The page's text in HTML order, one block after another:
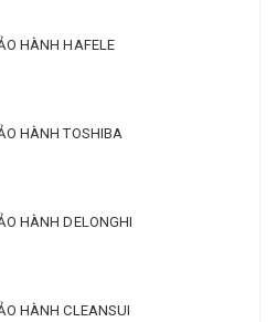
HÀNH HAFELE
HÀNH TOSHIBA
HÀNH DELONGHI
HÀNH CLEANSUI